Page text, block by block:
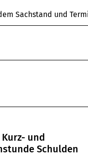
Sachstand und
und
Schulden